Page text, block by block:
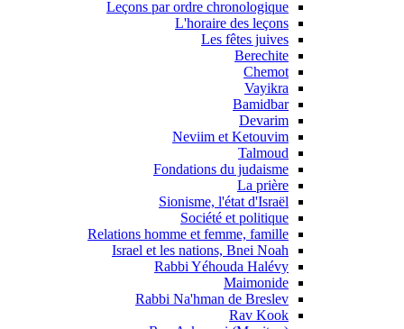
Leçons par ordre chronologique
L'horaire des leçons
Les fêtes juives
Berechite
Chemot
Vayikra
Bamidbar
Devarim
Neviim et Ketouvim
Talmoud
Fondations du judaisme
La prière
Sionisme, l'état d'Israël
Société et politique
Relations homme et femme, famille
Israel et les nations, Bnei Noah
Rabbi Yéhouda Halévy
Maimonide
Rabbi Na'hman de Breslev
Rav Kook